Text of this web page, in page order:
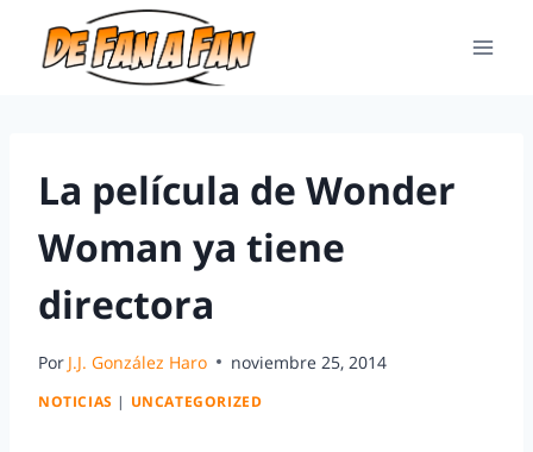
La película de Wonder
Woman ya tiene
directora
Por J.J. González Haro noviembre 25, 2014
NOTICIAS | UNCATEGORIZED